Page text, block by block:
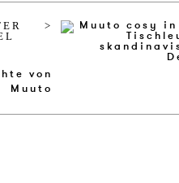
von
Muu­to